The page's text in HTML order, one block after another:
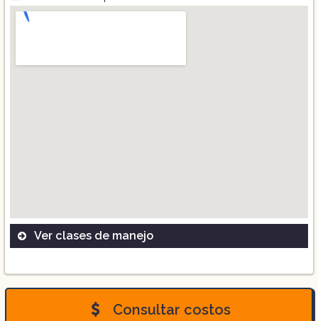
Ver clases de manejo
Curso de 10 horas
Curso de 16 horasConsultar costos